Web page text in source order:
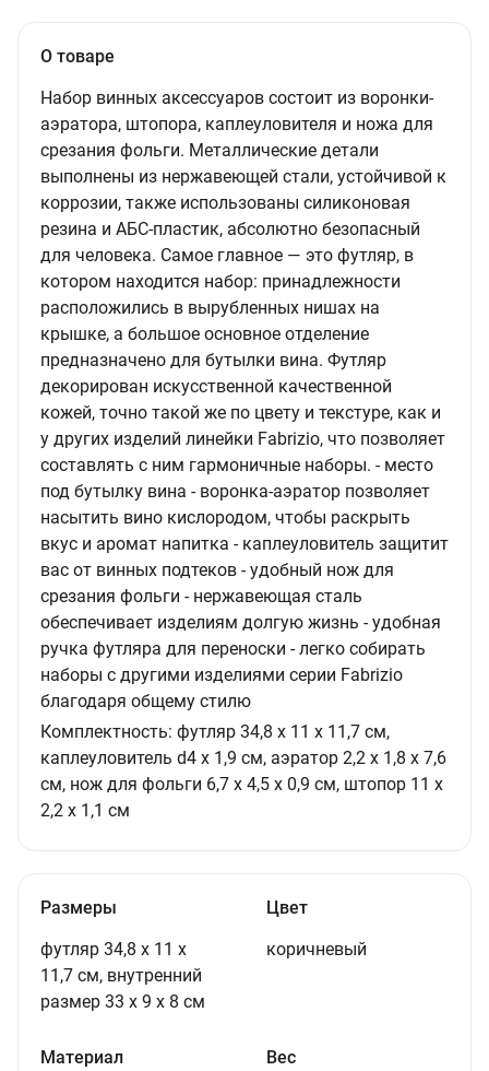
О товаре
Набор винных аксессуаров состоит из воронки-
аэратора, штопора, каплеуловителя и ножа для
срезания фольги. Металлические детали
выполнены из нержавеющей стали, устойчивой к
коррозии, также использованы силиконовая
резина и АБС-пластик, абсолютно безопасный
для человека. Самое главное — это футляр, в
котором находится набор: принадлежности
расположились в вырубленных нишах на
крышке, а большое основное отделение
предназначено для бутылки вина. Футляр
декорирован искусственной качественной
кожей, точно такой же по цвету и текстуре, как и
у других изделий линейки Fabrizio, что позволяет
составлять с ним гармоничные наборы. - место
под бутылку вина - воронка-аэратор позволяет
насытить вино кислородом, чтобы раскрыть
вкус и аромат напитка - каплеуловитель защитит
вас от винных подтеков - удобный нож для
срезания фольги - нержавеющая сталь
обеспечивает изделиям долгую жизнь - удобная
ручка футляра для переноски - легко собирать
наборы с другими изделиями серии Fabrizio
благодаря общему стилю
Комплектность: футляр 34,8 х 11 х 11,7 см,
каплеуловитель d4 х 1,9 см, аэратор 2,2 х 1,8 х 7,6
см, нож для фольги 6,7 х 4,5 х 0,9 см, штопор 11 х
2,2 х 1,1 см
Размеры
футляр 34,8 х 11 х
11,7 см, внутренний
размер 33 х 9 х 8 см
Цвет
коричневый
Материал Вес